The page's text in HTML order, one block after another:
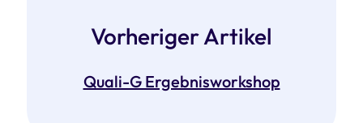
Vorheriger Artikel
Quali-G Ergebnisworkshop